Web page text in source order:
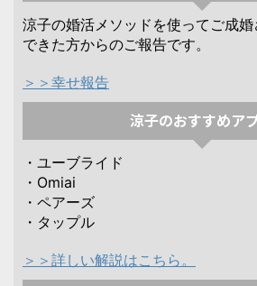
涼子の婚活メソッドを使ってご成
できた方からのご報告です。
＞＞幸せ報告
涼子のおすすめア
・ユーブライド
・Omiai
・ペアーズ
・タップル
＞＞詳しい解説はこちら。